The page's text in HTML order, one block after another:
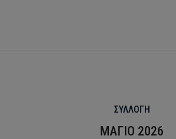
ΣΥΛΛΟΓΗ
ΜΑΓΙΟ 2026